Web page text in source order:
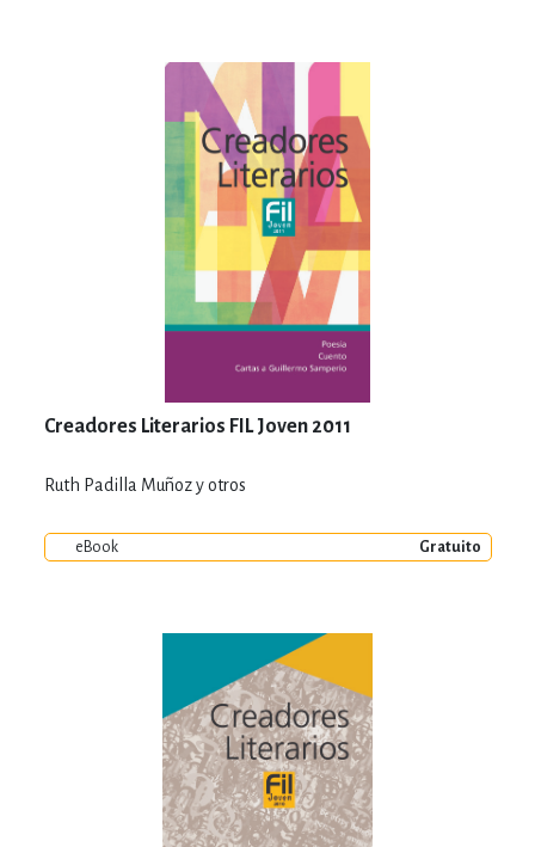
Creadores Literarios FIL Joven 2011
Ruth Padilla Muñoz y otros
eBook Gratuito